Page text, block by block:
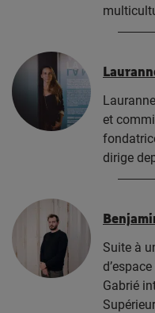
et
dirige
Suite à
Gabrié